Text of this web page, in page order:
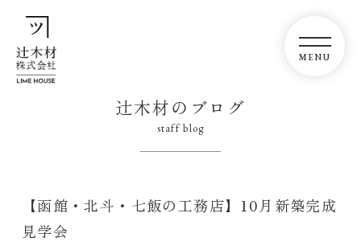
辻木材のブログ
staff blog
【函館・北斗・七飯の工務店】10月新築完成
見学会